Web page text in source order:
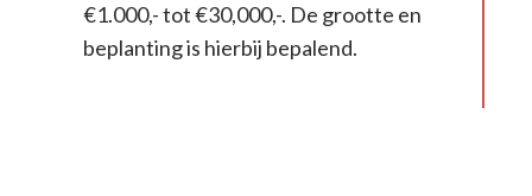
€1.000,- tot €30,000,-. De grootte en
beplanting is hierbij bepalend.